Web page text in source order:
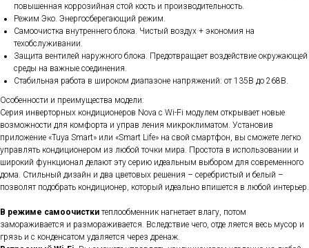
повышенная коррозийная стой кость и производительность.
Режим Эко. Энергосберегающий режим.
Cамоочистка внутреннего блока. Чистый воздух + экономия на
техобслуживании.
Защита вентилей наружного блока. Предотвращает воздействие окружающей
среды на важные соединения.
Стабильная работа в широком диапазоне напряжений: от 135В до 268В.
Особенности и преимущества модели:
Серия инверторных кондиционеров Nova с Wi-Fi модулем открывает новые
возможности для комфорта и управ ления микроклиматом. Установив
приложение «Tuya Smart» или «Smart Life» на свой смартфон, вы сможете легко
управлять кондиционером из любой точки мира. Простота в использовании и
широкий функционал делают эту серию идеальным выбором для современного
дома. Стильный дизайн и два цветовых решения – серебристый и белый –
позволят подобрать кондиционер, который идеально впишется в любой интерьер.
В режиме самоочистки теплообменник нагнетает влагу, потом
замораживается и размораживается. Вследствие чего, отде ляется весь мусор и
грязь и с конденсатом удаляется через дренаж.